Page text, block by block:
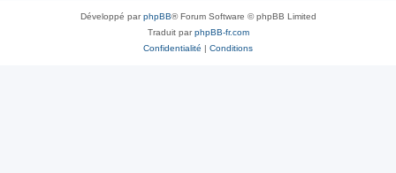
Développé parphpBB® Forum Software © phpBB Limited
Traduit parphpBB-fr.com
Confidentialité | Conditions